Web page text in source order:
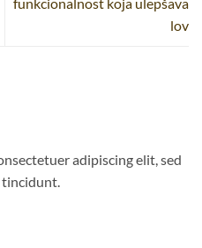
lov
adipiscing elit, sed
tincidunt.